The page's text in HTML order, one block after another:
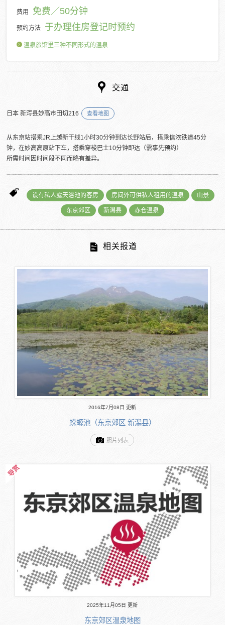
费用 免费／50分钟
预约方法 于办理住房登记时预约
温泉旅馆里三种不同形式的温泉
交通
日本 新泻县妙高市田切216 查看地图
从东京站搭乘JR上越新干线1小时30分钟到达长野站后，搭乘信浓铁道45分
钟，在妙高高原站下车，搭乘穿梭巴士10分钟即达（需事先预约）
所需时间因时间段不同而略有差异。
设有私人露天浴池的客房 房间外可供私人租用的温泉 山景
东京郊区 新潟县 赤仓温泉
相关报道
2016年7月08日 更新
蝾螈池（东京郊区 新潟县）
照片列表
2025年11月05日 更新
东京郊区温泉地图